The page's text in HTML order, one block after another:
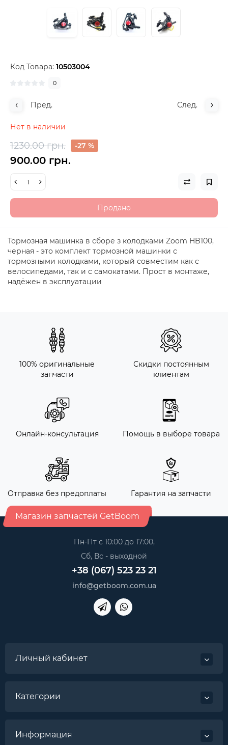
Код Товара: 10503004
0
Пред. След.
Нет в наличии
1230.00 грн. -27 %
900.00 грн.
Продано
Тормозная машинка в сборе з колодками Zoom HB100,
черная - это комплект тормозной машинки с
тормозными колодками, который совместим как с
велосипедами, так и с самокатами. Прост в монтаже,
надёжен в эксплуатации
100% оригинальные
запчасти
Скидки постоянным
клиентам
Онлайн-консультация Помощь в выборе товара
Отправка без предоплаты Гарантия на запчасти
Магазин запчастей GetBoom
Пн-Пт с 10:00 до 17:00,
Сб, Вс - выходной
+38 (067) 523 23 21
info@getboom.com.ua
Личный кабинет
Категории
Информация